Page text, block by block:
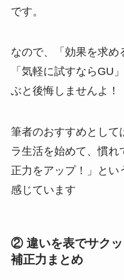
です。
なので、「効果を求め
「気軽に試すならGU
ぶと後悔しませんよ！
筆者のおすすめとして
ラ生活を始めて、慣
正力をアップ！」とい
感じています
② 違いを表でサクッ
補正力まとめ